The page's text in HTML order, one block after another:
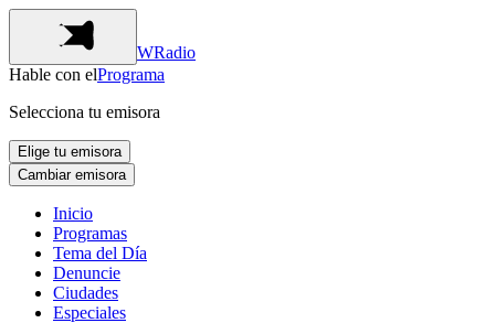
WRadio
Hable con elPrograma
Selecciona tu emisora
Elige tu emisora
Cambiar emisora
Inicio
Programas
Tema del Día
Denuncie
Ciudades
Especiales